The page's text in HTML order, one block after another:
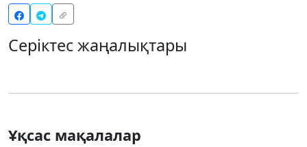
Серіктес жаңалықтары
Ұқсас мақалалар